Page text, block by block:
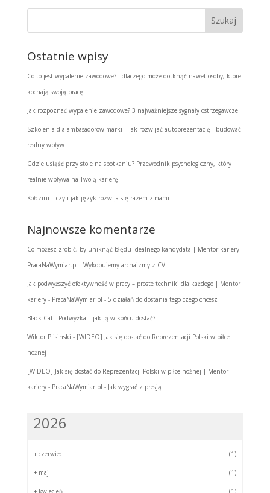
Ostatnie wpisy
Co to jest wypalenie zawodowe? I dlaczego może dotknąć nawet osoby, które
kochają swoją pracę
Jak rozpoznać wypalenie zawodowe? 3 najważniejsze sygnały ostrzegawcze
Szkolenia dla ambasadorów marki – jak rozwijać autoprezentację i budować
realny wpływ
Gdzie usiąść przy stole na spotkaniu? Przewodnik psychologiczny, który
realnie wpływa na Twoją karierę
Kołczini – czyli jak język rozwija się razem z nami
Najnowsze komentarze
Co możesz zrobić, by uniknąć błędu idealnego kandydata | Mentor kariery -
PracaNaWymiar.pl - Wykopujemy archaizmy z CV
Jak podwyższyć efektywność w pracy – proste techniki dla każdego | Mentor
kariery - PracaNaWymiar.pl - 5 działań do dostania tego czego chcesz
Black Cat- Podwyżka – jak ją w końcu dostać?
Wiktor Plisinski - [WIDEO] Jak się dostać do Reprezentacji Polski w piłce
nożnej
[WIDEO] Jak się dostać do Reprezentacji Polski w piłce nożnej | Mentor
kariery - PracaNaWymiar.pl - Jak wygrać z presją
2026
+ czerwiec (1)
+ maj (1)
+ kwiecień (1)